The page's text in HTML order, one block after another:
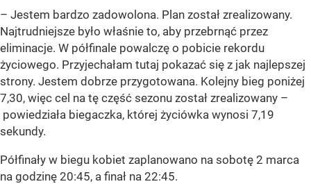
– Jestem bardzo zadowolona. Plan został zrealizowany.
Najtrudniejsze było właśnie to, aby przebrnąć przez
eliminacje. W półfinale powalczę o pobicie rekordu
życiowego. Przyjechałam tutaj pokazać się z jak najlepszej
strony. Jestem dobrze przygotowana. Kolejny bieg poniżej
7,30, więc cel na tę część sezonu został zrealizowany –
powiedziała biegaczka, której życiówka wynosi 7,19
sekundy.
Półfinały w biegu kobiet zaplanowano na sobotę 2 marca
na godzinę 20:45, a finał na 22:45.